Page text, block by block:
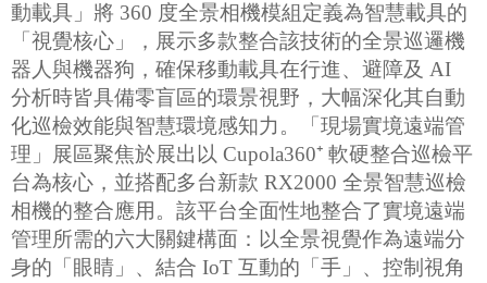
動載具」將 360 度全景相機模組定義為智慧載具的
「視覺核心」，展示多款整合該技術的全景巡邏機
器人與機器狗，確保移動載具在行進、避障及 AI
分析時皆具備零盲區的環景視野，大幅深化其自動
化巡檢效能與智慧環境感知力。「現場實境遠端管
理」展區聚焦於展出以 Cupola360⁺ 軟硬整合巡檢平
台為核心，並搭配多台新款 RX2000 全景智慧巡檢
相機的整合應用。該平台全面性地整合了實境遠端
管理所需的六大關鍵構面：以全景視覺作為遠端分
身的「眼睛」、結合 IoT 互動的「手」、控制視角